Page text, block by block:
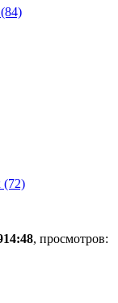
(72)
14:48, просмотров: